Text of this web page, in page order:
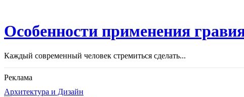
Особенности применения
Каждый современный человек стремиться сделать...
Реклама
Архитектура и Дизайн